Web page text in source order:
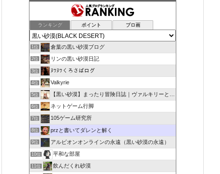
ランキング ポイント ブロ画
1位 倉葉の黒い砂漠ブログ
2位 リンの黒い砂漠日記
3位 ﾇﾜﾇﾜくろさばログ
4位 Valkyrie
5位 【黒い砂漠】まったり冒険日誌｜ヴァルキリーと闇の精霊の旅
6位 ネットゲーム行脚
7位 105ゲーム研究所
8位 przと書いてダレンと解く
9位 アルビオンオンラインの永遠（黒い砂漠の永遠）
10位 平和な部屋
11位 飲んだくれ砂漠